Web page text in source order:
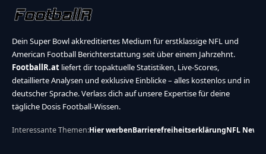
Dein Super Bowl akkreditiertes Medium für erstklassige NFL und
American Football Berichterstattung seit über einem Jahrzehnt.
FootballR.at liefert dir topaktuelle Statistiken, Live-Scores,
detaillierte Analysen und exklusive Einblicke – alles kostenlos und in
deutscher Sprache. Verlass dich auf unsere Expertise für deine
tägliche Dosis Football-Wissen.
Interessante Themen:Hier werbenBarrierefreiheitserklärungNFL News